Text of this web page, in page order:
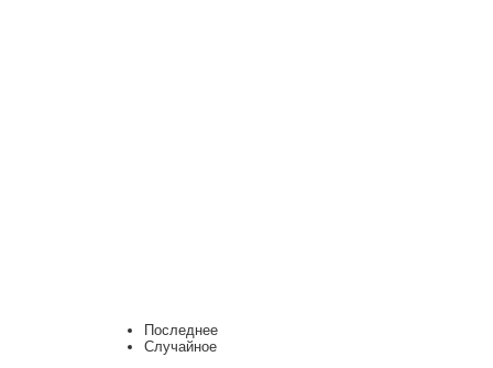
Последнее
Случайное